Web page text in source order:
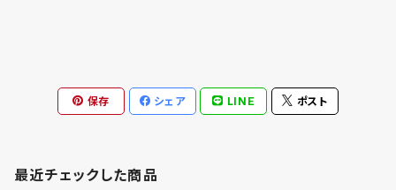
保存 シェア LINE ポスト
最近チェックした商品